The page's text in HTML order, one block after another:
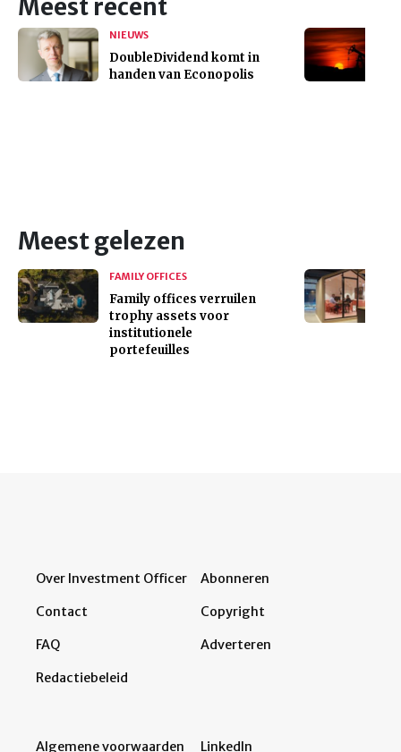
Meest recent
NIEUWS
DoubleDividend komt in
handen van Econopolis
Meest gelezen
FAMILY OFFICES
Family offices verruilen
trophy assets voor
institutionele
portefeuilles
Over Investment Officer
Contact
FAQ
Redactiebeleid
Abonneren
Copyright
Adverteren
Algemene voorwaarden LinkedIn